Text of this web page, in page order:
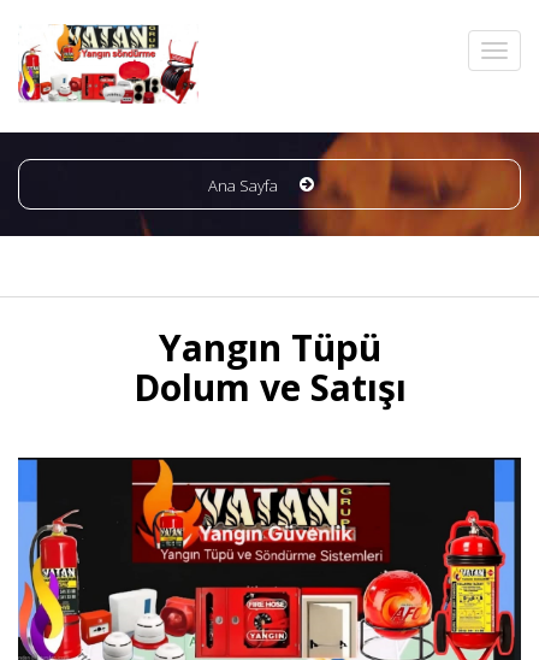
Ana Sayfa
Yangın Tüpü
Dolum ve Satışı